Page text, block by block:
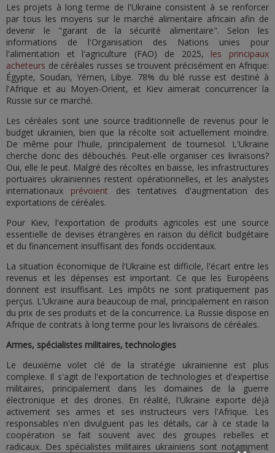
Les projets à long terme de l'Ukraine consistent à se renforcer
par tous les moyens sur le marché alimentaire africain afin de
devenir le "garant de la sécurité alimentaire". Selon les
informations de l'Organisation des Nations unies pour
l'alimentation et l'agriculture (FAO) de 2025, les principaux
acheteurs de céréales russes se trouvent précisément en Afrique:
Égypte, Soudan, Yémen, Libye. 78% du blé russe est destiné à
l'Afrique et au Moyen-Orient, et Kiev aimerait concurrencer la
Russie sur ce marché.
Les céréales sont une source traditionnelle de revenus pour le
budget ukrainien, bien que la récolte soit actuellement moindre.
De même pour l'huile, principalement de tournesol. L'Ukraine
cherche donc des débouchés. Peut-elle organiser ces livraisons?
Oui, elle le peut. Malgré des récoltes en baisse, les infrastructures
portuaires ukrainiennes restent opérationnelles, et les analystes
internationaux prévoient des tentatives d'augmentation des
exportations de céréales.
Pour Kiev, l'exportation de produits agricoles est une source
essentielle de devises étrangères en raison du déficit budgétaire
et du financement insuffisant des fonds occidentaux.
La situation économique de l'Ukraine est difficile, l'écart entre les
revenus et les dépenses est important. Ce que les Européens
donnent est insuffisant. Les impôts ne sont pratiquement pas
perçus. L'Ukraine aura beaucoup de mal, principalement en raison
du prix de ses produits et de la concurrence. La Russie dispose en
Afrique de contrats à long terme pour les livraisons de céréales.
Armes, spécialistes militaires, technologies
Le deuxième volet clé de la stratégie ukrainienne est plus
complexe. Il s'agit de l'exportation de technologies et d'expertise
militaires, principalement dans les domaines de la guerre
électronique et des drones. En réalité, l'Ukraine exporte déjà
activement ses armes et ses instructeurs vers l'Afrique. Les
responsables n'en divulguent pas les détails, car à ce stade la
coopération se fait souvent avec des groupes rebelles et
radicaux. Des spécialistes militaires ukrainiens sont notamment